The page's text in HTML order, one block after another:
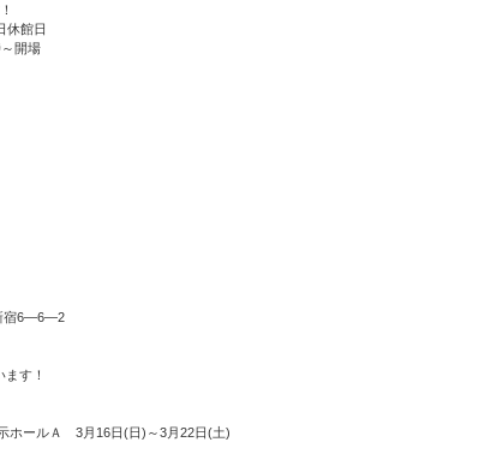
館日
開場
宿6―6―2
す！
ホールＡ 3月16日(日)～3月22日(土)